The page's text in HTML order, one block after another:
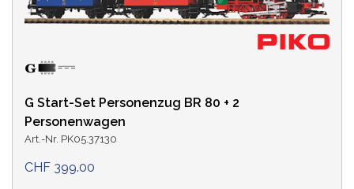
G Start-Set Personenzug BR 80 + 2
Personenwagen
Art.-Nr. PK05.37130
CHF 399.00